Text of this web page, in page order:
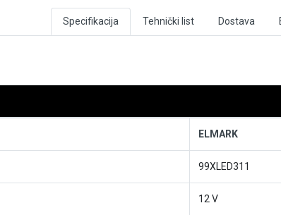
Specifikacija Tehnički list Dostava
ELMARK
99XLED311
12 V